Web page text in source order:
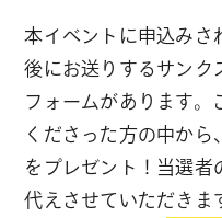
本イベントに申込みさ
後にお送りするサンク
フォームがあります。
くださった方の中から
をプレゼント！当選者
代えさせていただきま